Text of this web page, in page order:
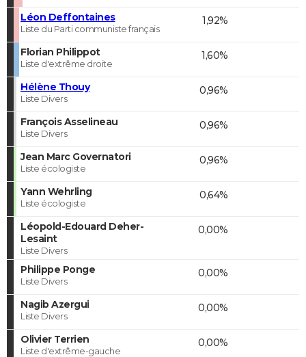
Léon Deffontaines
Liste du Parti communiste français
1,92%
Florian Philippot
Liste d'extrême droite
1,60%
Hélène Thouy
Liste Divers
0,96%
François Asselineau
Liste Divers
0,96%
Jean Marc Governatori
Liste écologiste
0,96%
Yann Wehrling
Liste écologiste
0,64%
Léopold-Edouard Deher-
Lesaint
Liste Divers
0,00%
Philippe Ponge
Liste Divers
0,00%
Nagib Azergui
Liste Divers
0,00%
Olivier Terrien
Liste d'extrême-gauche
0,00%